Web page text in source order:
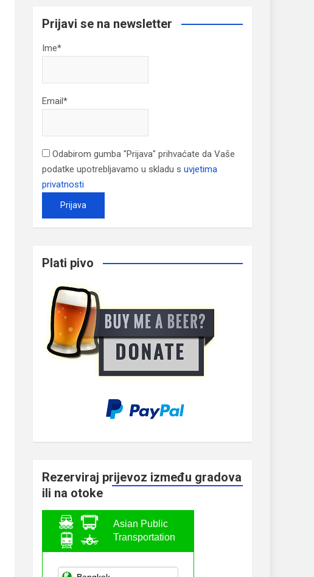
Prijavi se na newsletter
Ime*
Email*
Odabirom gumba "Prijava" prihvaćate da Vaše
podatke upotrebljavamo u skladu s uvjetima
privatnosti
Plati pivo
Rezerviraj prijevoz između gradova
ili na otoke
Asian Public
Transportation